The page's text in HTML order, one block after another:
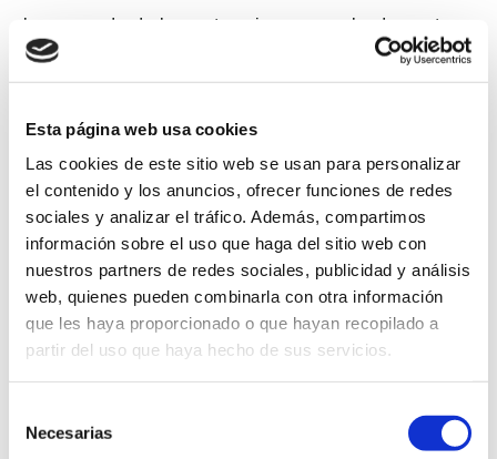
Esta página web usa cookies
Las cookies de este sitio web se usan para personalizar
el contenido y los anuncios, ofrecer funciones de redes
sociales y analizar el tráfico. Además, compartimos
información sobre el uso que haga del sitio web con
nuestros partners de redes sociales, publicidad y análisis
web, quienes pueden combinarla con otra información
que les haya proporcionado o que hayan recopilado a
partir del uso que haya hecho de sus servicios.
Necesarias
La segunda de las actuaciones aprobadas esta
semana por el equipo de Gobierno es la redacción
de una memoria valorada para la adecuación la
Jubilados situado en calle Juan Ramón Jiménez,
esquina calle Cervantes. En esta superficie de
253 metros cuadrados se pretende que la
concejalía del Mayor disponga de espacios para
atención al público, labores administrativas,
almacenaje y archivo de documentación. El
adjudicatario dispone de un presupuesto de
8.000 euros y un plazo de 3 meses para
desarrollar el diseño.
la Junta de Gobierno el inicio del proceso de